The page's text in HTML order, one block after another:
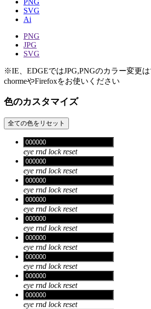
SVG
Ai
PNG
JPG
SVG
※IE、EDGEではJPG,PNGのカラー変更は
chormeやFirefoxをお使いください
色のカスタマイズ
全ての色をリセット
eye rnd lock reset
eye rnd lock reset
eye rnd lock reset
eye rnd lock reset
eye rnd lock reset
eye rnd lock reset
eye rnd lock reset
eye rnd lock reset
eye rnd lock reset